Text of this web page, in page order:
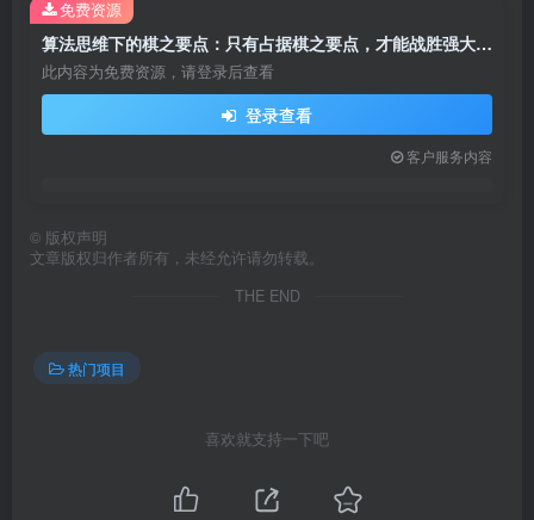
算法思维下的棋之要点：只有占据棋之要点，才能战胜强大对手（20节）
此内容为免费资源，请登录后查看
登录查看
客户服务内容
免费资源
© 版权声明
文章版权归作者所有，未经允许请勿转载。
THE END
热门项目
喜欢就支持一下吧